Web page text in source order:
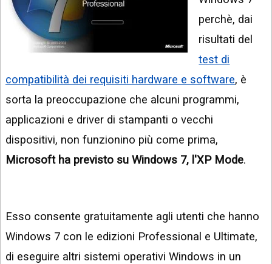
VIDEO
ARGOMENTI:
ANDROID
AI
APPS
APPS
WINDOWS
STRUMENTI
INSTAGRAM
GOOGLE
NEWS
perchè, dai
risultati del
test di
compatibilità dei requisiti hardware e software, è
sorta la preoccupazione che alcuni programmi,
applicazioni e driver di stampanti o vecchi
dispositivi, non funzionino più come prima,
Microsoft ha previsto su Windows 7, l'XP Mode.
Esso consente gratuitamente agli utenti che hanno
Windows 7 con le edizioni Professional e Ultimate,
di eseguire altri sistemi operativi Windows in un